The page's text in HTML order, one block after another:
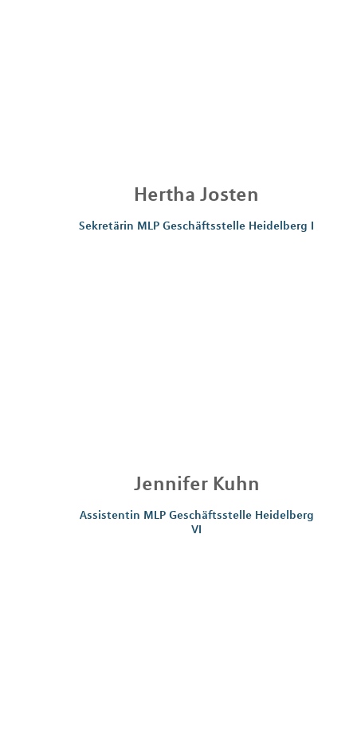
Hertha Josten
Sekretärin MLP Geschäftsstelle Heidelberg I
Jennifer Kuhn
Assistentin MLP Geschäftsstelle Heidelberg
VI